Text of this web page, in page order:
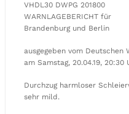
VHDL30 DWPG 201800
WARNLAGEBERICHT für
Brandenburg und Berlin
ausgegeben vom Deutschen
am Samstag, 20.04.19, 20:30
Durchzug harmloser
sehr mild.